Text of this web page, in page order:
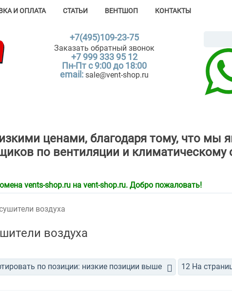
И ОПЛАТА СТАТЬИ ВЕНТШОП КОНТАКТЫ
+7(495)109-23-75
Заказать обратный звонок
+7 999 333 95 12
Пн-Пт с 9:00 до 18:00
email: sale@vent-shop.ru
ценами, благодаря тому, что
по вентиляции и климатическому
vents-shop.ru на vent-shop.ru. Добро пожаловать!
воздуха
воздуха
по позиции: низкие позиции выше 12 На